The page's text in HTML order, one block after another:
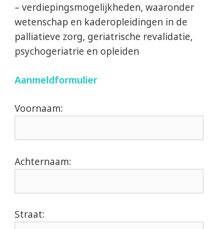
– verdiepingsmogelijkheden, waaronder
wetenschap en kaderopleidingen in de
palliatieve zorg, geriatrische revalidatie,
psychogeriatrie en opleiden
Aanmeldformulier
Voornaam:
Achternaam:
Straat: